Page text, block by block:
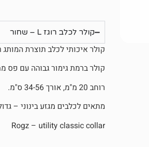
קולר לכלב רוגז L – שחור
קולר איכותי לכלב תוצרת המותג
קולר ברמת גימור גבוהה עם פס
רוחב 20 מ"מ, אורך 34-56 ס"מ.
מתאים לכלבים מגזע בינוני –
Rogz – utility classic collar